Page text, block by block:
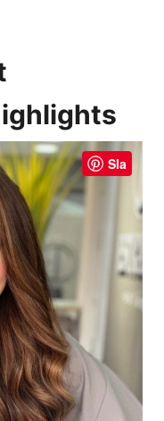
Sla